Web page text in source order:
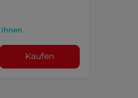
Ihnen
Kaufen